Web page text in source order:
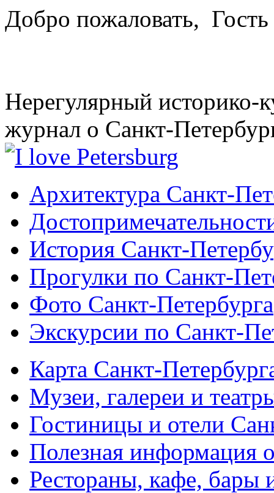
Добро пожаловать, Гость
Нерегулярный историко-
журнал о Санкт-
Архитектура Санкт-
История Санкт-
Прогулки по Санкт-
Фото Санкт-Петербурга
Экскурсии по Санкт-
Карта Санкт-
Музеи, галереи и
Гостиницы и отели
Полезная информация
Рестораны, кафе, бары